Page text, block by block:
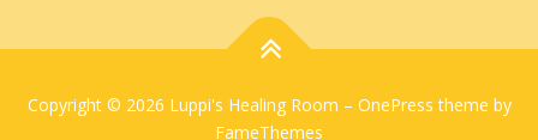
Copyright © 2026 Luppi's Healing Room – OnePress theme by
FameThemes